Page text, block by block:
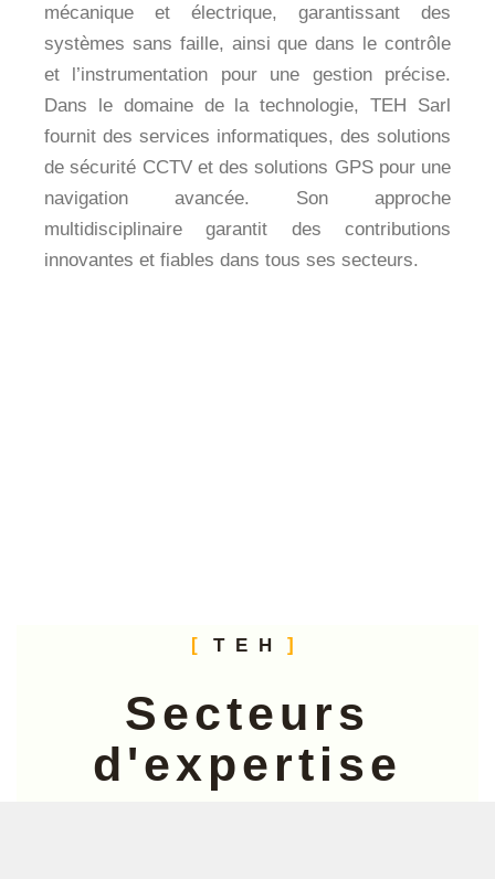
mécanique et électrique, garantissant des
systèmes sans faille, ainsi que dans le contrôle
et l’instrumentation pour une gestion précise.
Dans le domaine de la technologie, TEH Sarl
fournit des services informatiques, des solutions
de sécurité CCTV et des solutions GPS pour une
navigation avancée. Son approche
multidisciplinaire garantit des contributions
innovantes et fiables dans tous ses secteurs.
TEH
Secteurs
d'expertise